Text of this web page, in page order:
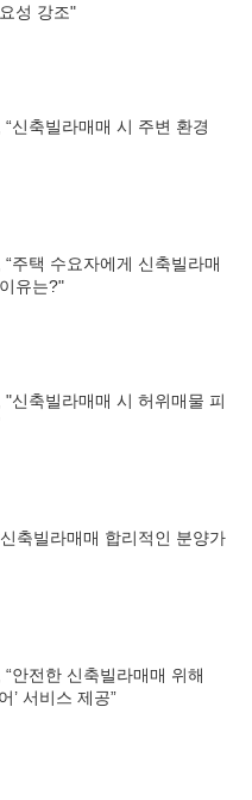
성 강조"
“신축빌라매매 시 주변 환경
주택 수요자에게 신축빌라매
유는?"
"신축빌라매매 시 허위매물 피
축빌라매매 합리적인 분양가
“안전한 신축빌라매매 위해
’ 서비스 제공”